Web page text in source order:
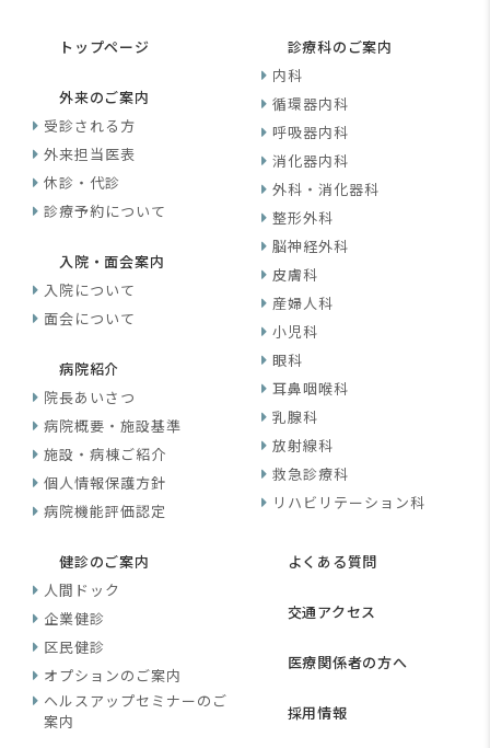
トップページ
外来のご案内
受診される方
外来担当医表
休診・代診
診療予約について
入院・面会案内
入院について
面会について
病院紹介
院長あいさつ
病院概要・施設基準
施設・病棟ご紹介
個人情報保護方針
病院機能評価認定
診療科のご案内
内科
循環器内科
呼吸器内科
消化器内科
外科・消化器科
整形外科
脳神経外科
皮膚科
産婦人科
小児科
眼科
耳鼻咽喉科
乳腺科
放射線科
救急診療科
リハビリテーション科
健診のご案内
人間ドック
企業健診
区民健診
オプションのご案内
ヘルスアップセミナーのご
案内
よくある質問
交通アクセス
医療関係者の方へ
採用情報